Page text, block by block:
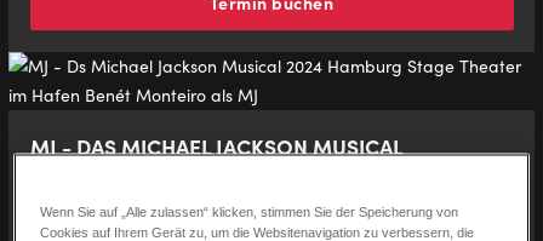
MJ - DAS MICHAEL JACKSON MUSICAL
Termin buchen
Wenn Sie auf „Alle zulassen“ klicken, stimmen Sie der Speicherung von
Cookies auf Ihrem Gerät zu, um die Websitenavigation zu verbessern, die